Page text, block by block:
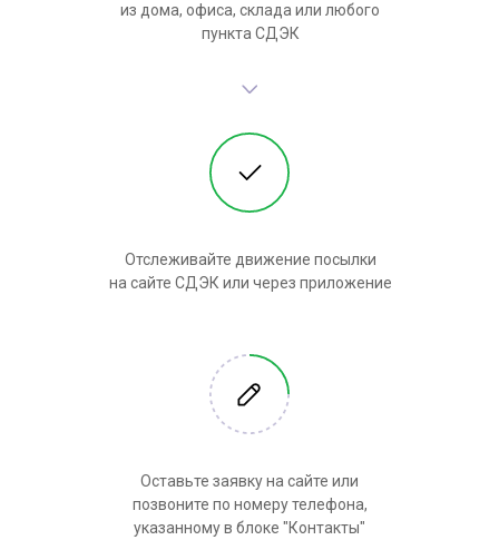
из дома, офиса, склада или любого
пункта СДЭК
Отслеживайте движение посылки
на сайте СДЭК или через приложение
Оставьте заявку на сайте или
позвоните по номеру телефона,
указанному в блоке "Контакты"